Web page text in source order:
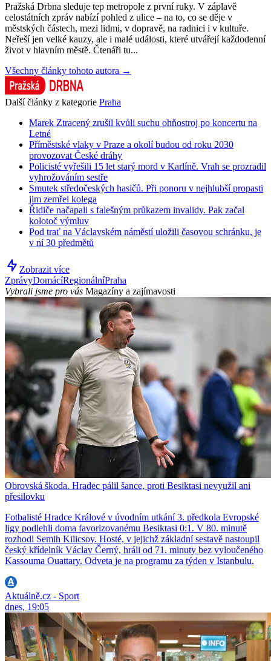
Pražská Drbna sleduje tep metropole z první ruky. V záplavě
celostátních zpráv nabízí pohled z ulice – na to, co se děje v
městských částech, mezi lidmi, v dopravě, na radnici i v kultuře.
Neřeší jen velké kauzy, ale i malé události, které utvářejí každodenní
život v hlavním městě. Čtenáři tu...
Všechny články tohoto autora →
Další články z kategorie Praha
Marek Ztracený zrušil kvůli suchu ohňostroj po koncertu na
Letné
Příměstské vlaky v Praze a okolí budou od roku 2030
provozovat České dráhy
Policisté vyřešili 15 let starý mord v Karlíně. Vrah se prozradil
vyhrožováním sestře
Smutek středočeských hasičů. Při ponoru v nejhlubší propasti
jim zemřel kolega
Řidiče načapali s falešným průkazem invalidy. Pak začal
kolotoč výmluv
Pod trať na Václavském náměstí uložili časovou schránku, je
v ní 30 předmětů
Zobrazit více
ZprávyDomácíRegionálníPraha
Vybrali jsme pro vás Magazíny a zajímavosti
Obrovská škoda. Hradec pálil šance, proti Besiktasi nevyužil ani
přesilovku
Fotbalisté Hradce Králové v úvodním utkání 3. předkola Evropské
ligy podlehli doma favorizovanému Besiktasi 0:1. V 80. minutě
rozhodl Semih Kilicsoy. Hosté, v jejichž základní sestavě nastoupil
český křídelník Václav Černý, hráli od 71. minuty bez vyloučeného
Kassouma Ouattary. Odveta je na programu za týden v Istanbulu.
Aktuálně.cz - Sport
dnes, 19:05